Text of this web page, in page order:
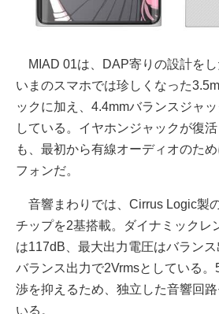
MIAD 01は、DAP寄りの設計をし
いまのスマホでは珍しくなった
ックに加え、4.4mmバランスジャ
している。イヤホンジャックが復
も、最初から有線オーディオのた
フォンだ。
音響まわりでは、Cirrus Logic製
チップを2基搭載。ダイナミックレ
は117dB、最大出力電圧はバラン
バランス出力で2Vrmsとしている
渉を抑えるため、独立した音響回
いる。